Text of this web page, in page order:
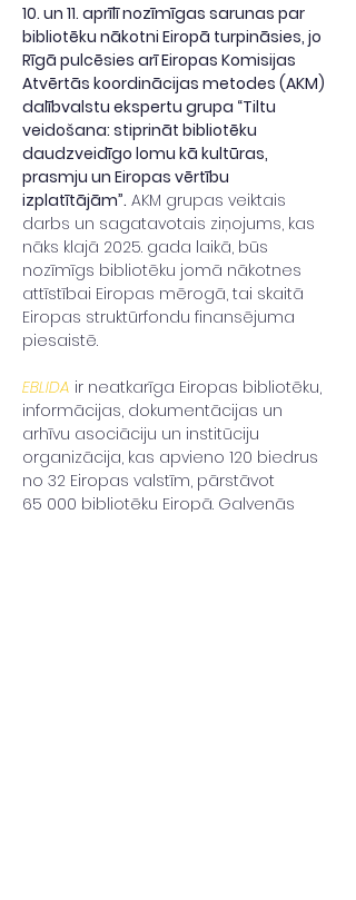
10. un 11. aprīlī nozīmīgas sarunas par
bibliotēku nākotni Eiropā turpināsies, jo
Rīgā pulcēsies arī Eiropas Komisijas
Atvērtās koordinācijas metodes (AKM)
dalībvalstu ekspertu grupa “Tiltu
veidošana: stiprināt bibliotēku
daudzveidīgo lomu kā kultūras,
prasmju un Eiropas vērtību
izplatītājām”. AKM grupas veiktais
darbs un sagatavotais ziņojums, kas
nāks klajā 2025. gada laikā, būs
nozīmīgs bibliotēku jomā nākotnes
attīstībai Eiropas mērogā, tai skaitā
Eiropas struktūrfondu finansējuma
piesaistē.
EBLIDA ir neatkarīga Eiropas bibliotēku,
informācijas, dokumentācijas un
arhīvu asociāciju un institūciju
organizācija, kas apvieno 120 biedrus
no 32 Eiropas valstīm, pārstāvot
65 000 bibliotēku Eiropā. Galvenās